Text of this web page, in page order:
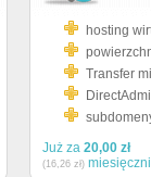
hosting
Transfer
Już za 20,00 zł
(16,26 zł)